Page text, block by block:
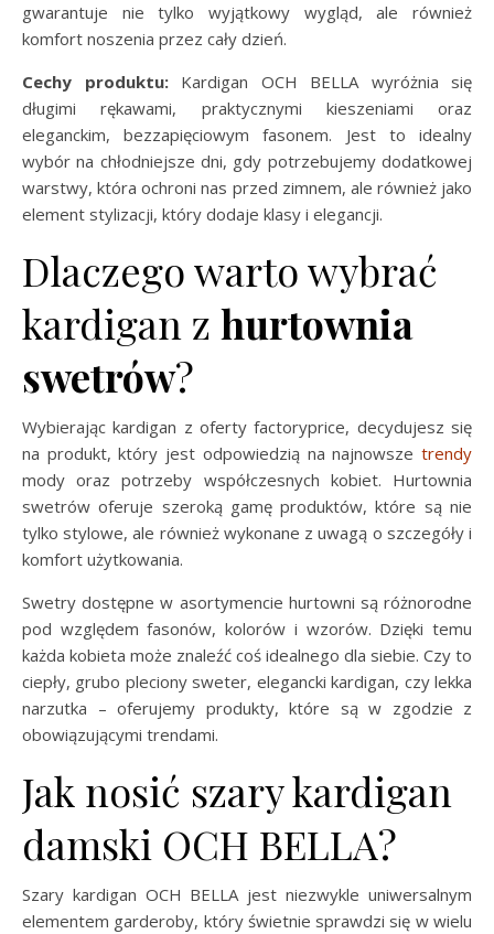
gwarantuje nie tylko wyjątkowy wygląd, ale również
komfort noszenia przez cały dzień.
Cechy produktu:Kardigan OCH BELLA wyróżnia się
długimi rękawami, praktycznymi kieszeniami oraz
eleganckim, bezzapięciowym fasonem. Jest to idealny
wybór na chłodniejsze dni, gdy potrzebujemy dodatkowej
warstwy, która ochroni nas przed zimnem, ale również jako
element stylizacji, który dodaje klasy i elegancji.
Dlaczego warto wybrać
kardigan z hurtownia
swetrów?
Wybierając kardigan z oferty factoryprice, decydujesz się
na produkt, który jest odpowiedzią na najnowsze trendy
mody oraz potrzeby współczesnych kobiet. Hurtownia
swetrów oferuje szeroką gamę produktów, które są nie
tylko stylowe, ale również wykonane z uwagą o szczegóły i
komfort użytkowania.
Swetry dostępne w asortymencie hurtowni są różnorodne
pod względem fasonów, kolorów i wzorów. Dzięki temu
każda kobieta może znaleźć coś idealnego dla siebie. Czy to
ciepły, grubo pleciony sweter, elegancki kardigan, czy lekka
narzutka – oferujemy produkty, które są w zgodzie z
obowiązującymi trendami.
Jak nosić szary kardigan
damski OCH BELLA?
Szary kardigan OCH BELLA jest niezwykle uniwersalnym
elementem garderoby, który świetnie sprawdzi się w wielu